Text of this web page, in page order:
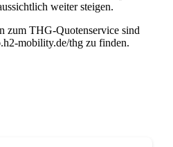
weiter steigen.
zum THG-Quotenservice sind
mobility.de/thg zu finden.